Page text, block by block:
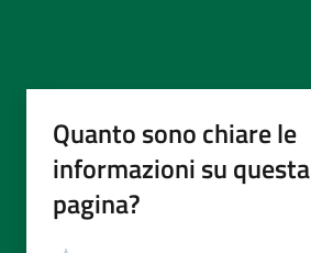
Quanto sono chiare le
informazioni su questa
pagina?